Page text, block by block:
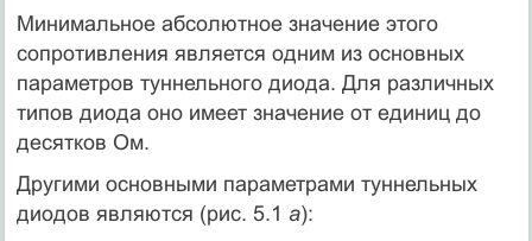
Минимальное абсолютное значение этого
сопротивления является одним из основных
параметров туннельного диода. Для различных
типов диода оно имеет значение от единиц до
десятков Ом.
Другими основными параметрами туннельных
диодов являются (рис. 5.1 а):